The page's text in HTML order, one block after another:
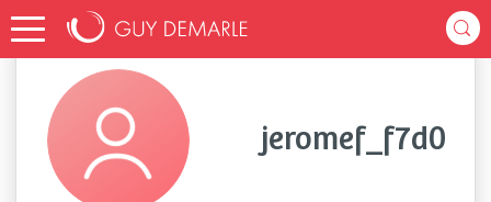
Accueil jeromef_f7d0
jeromef_f7d0